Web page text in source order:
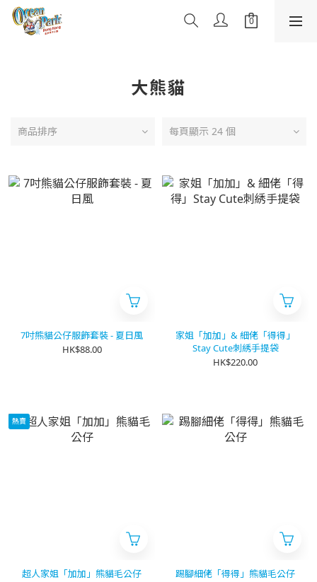
大熊貓
商品排序 每頁顯示 24 個
7吋熊貓公仔服飾套裝 - 夏日風
HK$88.00
家姐「加加」& 細佬「得得」
Stay Cute刺綉手提袋
HK$220.00
熱賣
超人家姐「加加」熊貓毛公仔
踢腳細佬「得得」熊貓毛公仔